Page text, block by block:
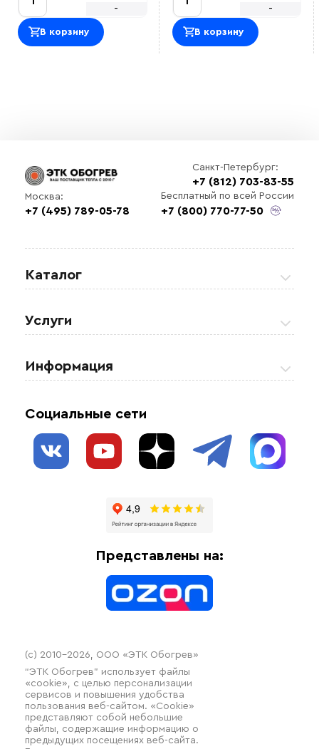
-
В корзину
-
В корзину
Санкт-Петербург:
+7 (812) 703-83-55
Москва:
+7 (495) 789-05-78
Бесплатный по всей России
+7 (800) 770-77-50
Каталог
Регулирующая аппаратура
Взрывозащищенное оборудование
Системы защиты от протечки
Отопительное оборудование
Услуги
Обогрев резервуаров
Обогрев трубопроводов
Информация
Блог
Социальные сети
Представлены на:
(c) 2010–2026, ООО «ЭТК Обогрев»
“ЭТК Обогрев” использует файлы
«cookie», с целью персонализации
сервисов и повышения удобства
пользования веб-сайтом. «Cookie»
представляют собой небольшие
файлы, содержащие информацию о
предыдущих посещениях веб-сайта.